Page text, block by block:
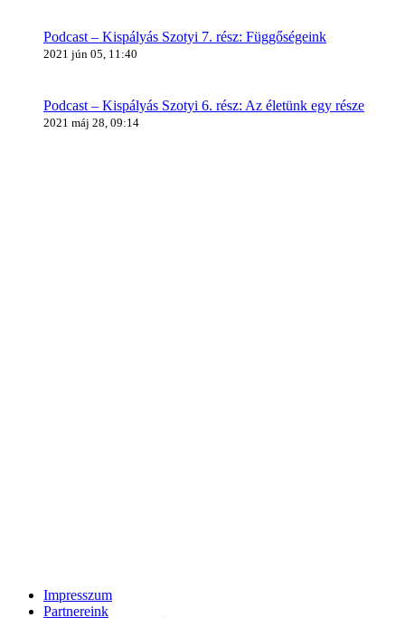
Podcast – Kispályás Szotyi 7. rész: Függőségeink
2021 jún 05, 11:40
Podcast – Kispályás Szotyi 6. rész: Az életünk egy része
2021 máj 28, 09:14
Impresszum
Partnereink